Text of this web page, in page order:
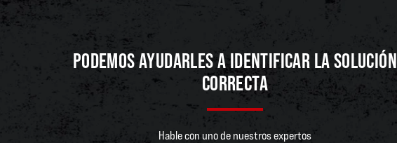
PODEMOS AYUDARLES A IDENTIFICAR LA SOLUCIÓN
CORRECTA
Hable con uno de nuestros expertos